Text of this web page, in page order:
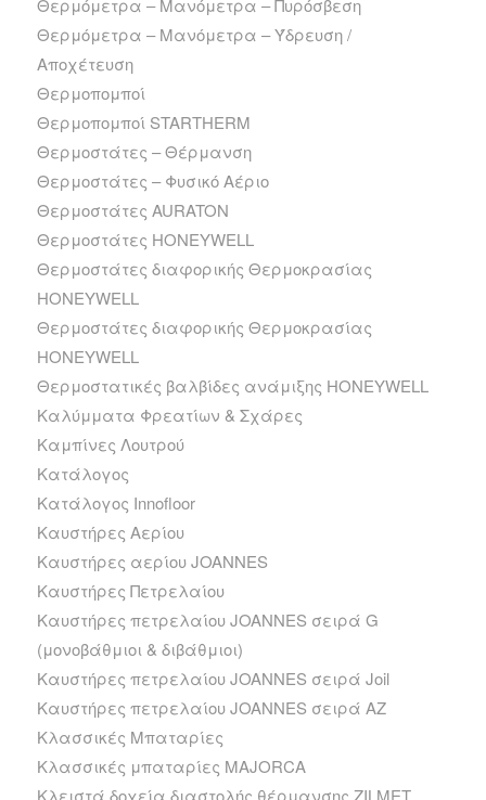
Θερμόμετρα – Μανόμετρα – Ύδρευση /
Αποχέτευση
Θερμοπομποί
Θερμοπομποί STARTHERM
Θερμοστάτες – Θέρμανση
Θερμοστάτες – Φυσικό Αέριο
Θερμοστάτες AURATON
Θερμοστάτες HONEYWELL
Θερμοστάτες διαφορικής Θερμοκρασίας
HONEYWELL
Θερμοστάτες διαφορικής Θερμοκρασίας
HONEYWELL
Θερμοστατικές βαλβίδες ανάμιξης HONEYWELL
Καλύμματα Φρεατίων & Σχάρες
Καμπίνες Λουτρού
Κατάλογος
Κατάλογος Innofloor
Καυστήρες Αερίου
Καυστήρες αερίου JOANNES
Καυστήρες Πετρελαίου
Καυστήρες πετρελαίου JOANNES σειρά G
(μονοβάθμιοι & διβάθμιοι)
Καυστήρες πετρελαίου JOANNES σειρά Joil
Καυστήρες πετρελαίου JOANNES σειρά ΑΖ
Κλασσικές Μπαταρίες
Κλασσικές μπαταρίες MAJORCA
Κλειστά δοχεία διαστολής θέρμανσης ZILMET